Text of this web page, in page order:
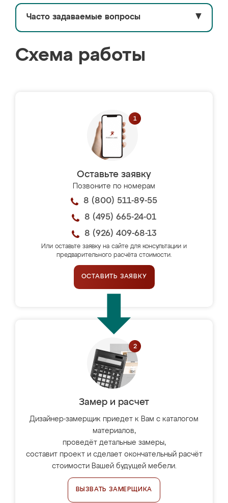
Часто задаваемые вопросы ▼
Схема работы
Оставьте заявку
Позвоните по номерам
8 (800) 511-89-55
8 (495) 665-24-01
8 (926) 409-68-13
Или оставьте заявку на сайте для консультации и
предварительного расчёта стоимости.
ОСТАВИТЬ ЗАЯВКУ
Замер и расчет
Дизайнер-замерщик приедет к Вам с каталогом
материалов,
проведёт детальные замеры,
составит проект и сделает окончательный расчёт
стоимости Вашей будущей мебели.
ВЫЗВАТЬ ЗАМЕРЩИКА